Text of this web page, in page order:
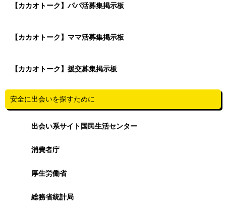
【カカオトーク】パパ活募集掲示板
【カカオトーク】ママ活募集掲示板
【カカオトーク】援交募集掲示板
安全に出会いを探すために
出会い系サイト国民生活センター
消費者庁
厚生労働省
総務省統計局